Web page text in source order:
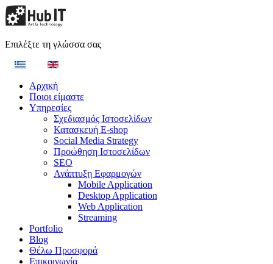
Επιλέξτε τη γλώσσα σας
Αρχική
Ποιοι είμαστε
Υπηρεσίες
Σχεδιασμός Ιστοσελίδων
Κατασκευή E-shop
Social Media Strategy
Προώθηση Ιστοσελίδων
SEO
Ανάπτυξη Εφαρμογών
Mobile Application
Desktop Application
Web Application
Streaming
Portfolio
Blog
Θέλω Προσφορά
Επικοινωνία